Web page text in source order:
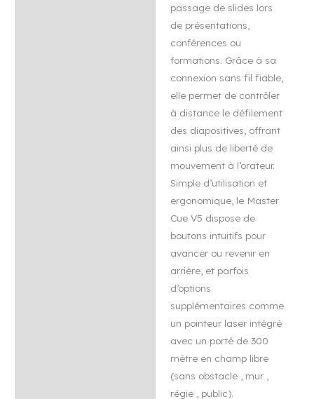
passage de slides lors
de présentations,
conférences ou
formations. Grâce à sa
connexion sans fil fiable,
elle permet de contrôler
à distance le défilement
des diapositives, offrant
ainsi plus de liberté de
mouvement à l’orateur.
Simple d’utilisation et
ergonomique, le Master
Cue V5 dispose de
boutons intuitifs pour
avancer ou revenir en
arrière, et parfois
d’options
supplémentaires comme
un pointeur laser intégré
avec un porté de 300
mètre en champ libre
(sans obstacle , mur ,
régie , public).